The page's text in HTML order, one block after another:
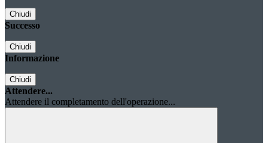
Chiudi
Successo
Chiudi
Informazione
Chiudi
Attendere...
Attendere il completamento dell'operazione...